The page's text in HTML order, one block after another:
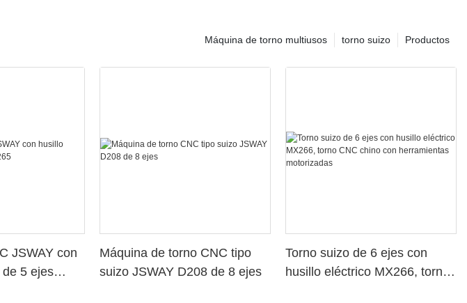
Productos
torno suizo
Máquina de torno multiusos
JSWAY con
5 ejes
Máquina de torno CNC tipo
suizo JSWAY D208 de 8 ejes
Torno suizo de 6 ejes con
husillo eléctrico MX266, torno